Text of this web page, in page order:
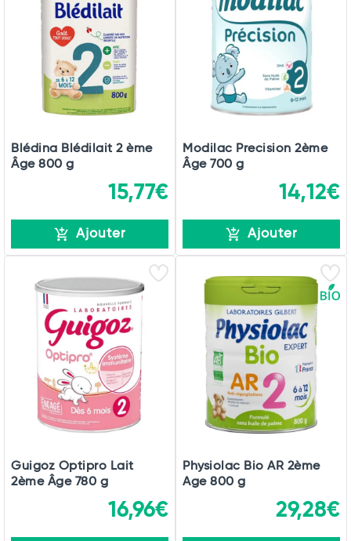
Blédina Blédilait 2 ème
Âge 800 g
15,77€
Ajouter
Modilac Precision 2ème
Âge 700 g
14,12€
Ajouter
Guigoz Optipro Lait
2ème Âge 780 g
16,96€
Physiolac Bio AR 2ème
Age 800 g
29,28€